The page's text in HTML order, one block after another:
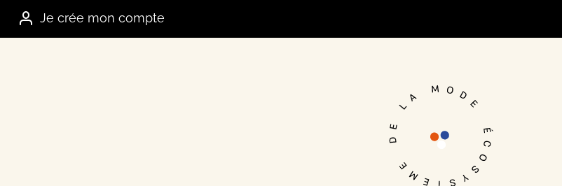
Je crée mon compte
Je me connecte